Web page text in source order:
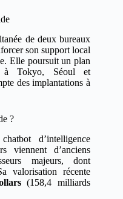
de deux bureaux
son support local
Elle poursuit un plan
à Tokyo, Séoul et
des implantations à
?
d’intelligence
viennent d’anciens
majeurs, dont
valorisation récente
(158,4 milliards